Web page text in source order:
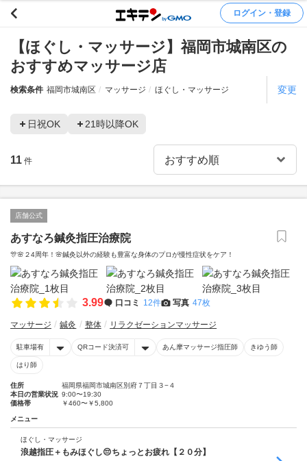
ログイン・登録
【ほぐし・マッサージ】福岡市城南区の
おすすめマッサージ店
検索条件 福岡市城南区 マッサージ ほぐし・マッサージ 変更
日祝OK 21時以降OK
11 件
店舗公式
あすなろ鍼灸指圧治療院
🎊🌸２4周年！🌸鍼灸以外の経験も豊富な身体のプロが慢性症状をケア！
3.99 口コミ 12件 写真 47枚
マッサージ 鍼灸 整体 リラクゼーションマッサージ
駐車場有 QRコード決済可 あん摩マッサージ指圧師 きゆう師
はり師
住所
福岡県福岡市城南区別府７丁目３−４
本日の営業状況 9:00〜19:30
価格帯
￥460〜￥5,800
メニュー
ほぐし・マッサージ
浪越指圧＋もみほぐし😔ちょっとお疲れ【２０分】